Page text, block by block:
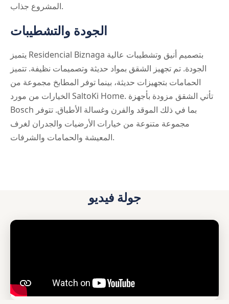
المشروع جذاب.
الجودة والتشطيبات
يتميز Residencial Biznaga بتصميم أنيق وتشطيبات عالية
الجودة. تم تجهيز الشقق بمواد حديثة وتصميمات نظيفة. تتميز
الحمامات بتجهيزات حديثة، بينما توفر المطابخ مجموعة من
الخيارات من مورد SaltoKi Home. تأتي الشقق مزودة بأجهزة
Bosch بما في ذلك الموقد والفرن وغسالة الأطباق. تتوفر
مجموعة متنوعة من خيارات الأرضيات والجدران لغرف
المعيشة والحمامات والشرفات.
جولة فيديو